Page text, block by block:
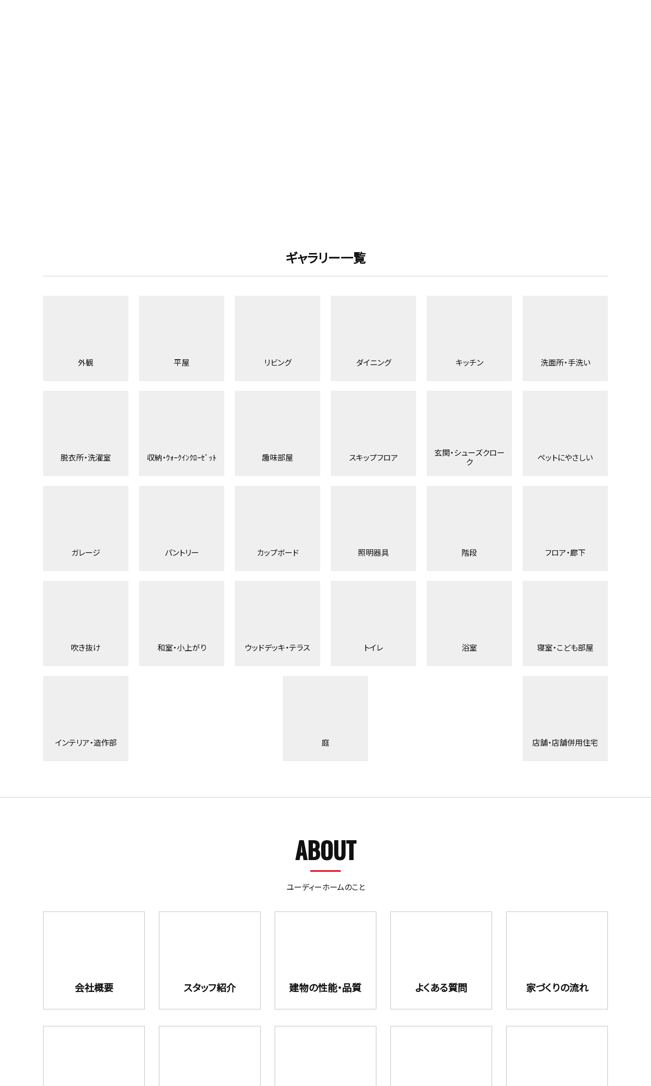
ギャラリー一覧
外観 平屋 リビング ダイニング キッチン 洗面所・手洗い
脱衣所・洗濯室 収納・ｳｫｰｸｲﾝｸﾛｰｾﾞｯﾄ 趣味部屋 スキップフロア 玄関・シューズクロー
ク ペットにやさしい
ガレージ パントリー カップボード 照明器具 階段 フロア・廊下
吹き抜け 和室・小上がり ウッドデッキ・テラス トイレ 浴室 寝室・こども部屋
インテリア・造作部 庭 店舗・店舗併用住宅
ABOUT
ユーディーホームのこと
会社概要 スタッフ紹介 建物の性能・品質 よくある質問 家づくりの流れ